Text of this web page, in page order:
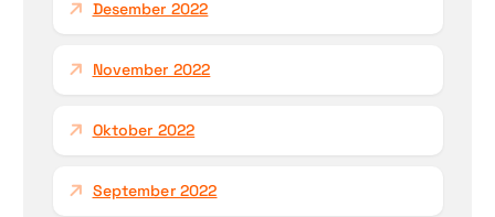
Desember 2022
November 2022
Oktober 2022
September 2022